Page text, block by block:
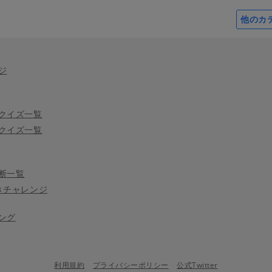
他のカ
イズ一覧
イズ一覧
一覧
ャレンジ
グ
利用規約 プライバシーポリシー
公式Twitter